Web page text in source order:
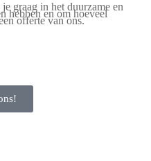
graag in het duurzame en
hebben en om hoeveel
offerte van ons.